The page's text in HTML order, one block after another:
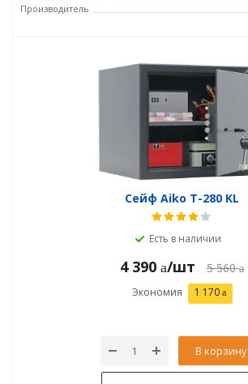
Производитель
Сейф Aiko T-280 KL
Есть в наличии
4 390 /шт 5 560
Экономия 1 170
В корзину